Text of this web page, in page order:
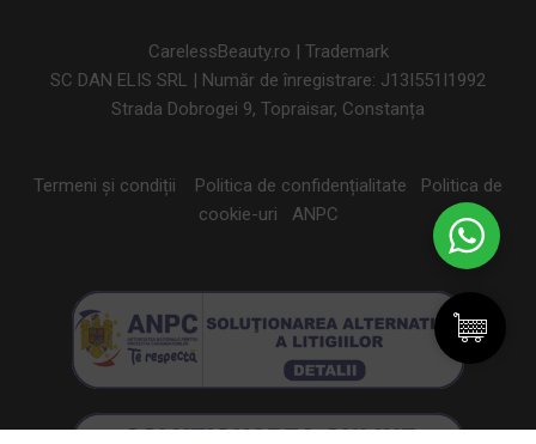
CarelessBeauty.ro | Trademark
SC DAN ELIS SRL | Număr de înregistrare: J13I551I1992
Strada Dobrogei 9, Topraisar, Constanța
Termeni și condiții Politica de confidențialitate
Politica de
cookie-uri
ANPC